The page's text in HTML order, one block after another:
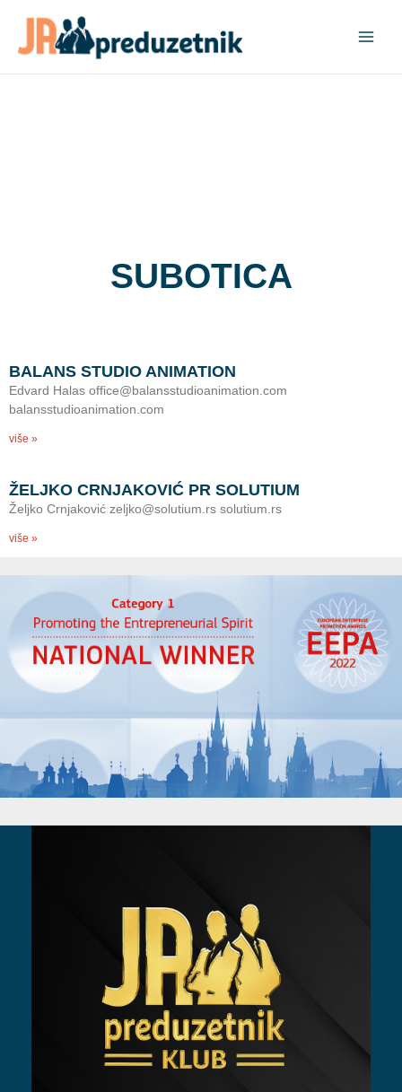
sadržaj
SUBOTICA
BALANS STUDIO ANIMATION
Edvard Halas office@balansstudioanimation.com
balansstudioanimation.com
više »
ŽELJKO CRNJAKOVIĆ PR SOLUTIUM
Željko Crnjaković zeljko@solutium.rs solutium.rs
više »